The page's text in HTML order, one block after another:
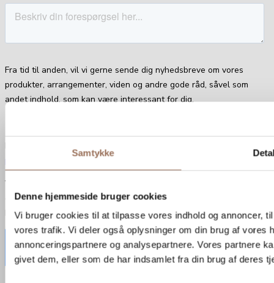
Samtykke
Denne hjemmeside bruger cookies
Vi bruger cookies til at tilpasse vores indhold og annoncer,
vores trafik. Vi deler også oplysninger om din brug af vores
annonceringspartnere og analysepartnere. Vores partnere
givet dem, eller som de har indsamlet fra din brug af deres